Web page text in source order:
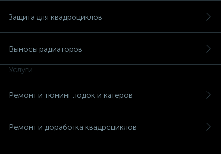
Защита для квадроциклов
Выносы радиаторов
Услуги
Ремонт и тюнинг лодок и катеров
Ремонт и доработка квадроциклов